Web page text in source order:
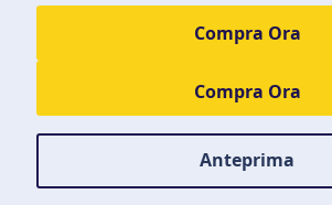
Compra Ora
Anteprima